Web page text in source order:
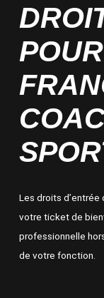
Les droits
votre ticket de
professionnelle
de votre fonction.